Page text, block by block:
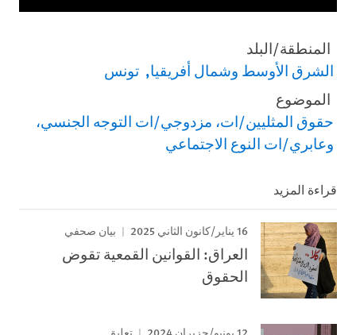
المنطقة/البلد
الشرق الأوسط وشمال أفريقيا تونس
الموضوع
حقوق المثليين/ات، مزدوجي/ات التوجه الجنسي،
وعابري/ات النوع الاجتماعي
قراءة المزيد
16 يناير/كانون الثاني 2025 بيان صحفي
العراق: القوانين القمعية تقوض
الحقوق
12 يونيو/حزيران 2024